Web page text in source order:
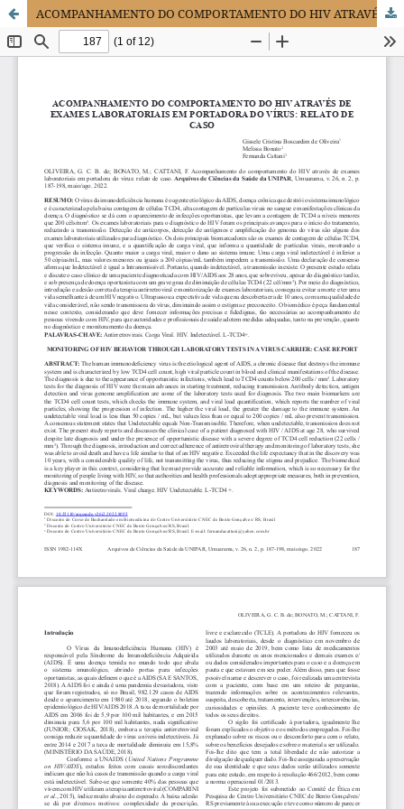
ACOMPANHAMENTO DO COMPORTAMENTO DO HIV ATRAVÉS DE EXAMES LABORATORIAIS EM PORTADORA DO VÍRUS: RELATO DE CASO